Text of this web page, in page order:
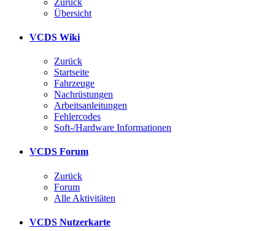
Übersicht
VCDS Wiki
Zurück
Startseite
Fahrzeuge
Nachrüstungen
Arbeitsanleitungen
Fehlercodes
Soft-/Hardware Informationen
VCDS Forum
Zurück
Forum
Alle Aktivitäten
VCDS Nutzerkarte